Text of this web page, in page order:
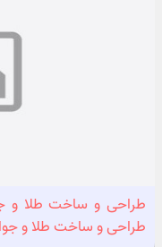
طراحی و ساخت طلا و
طراحی و ساخت طلا و